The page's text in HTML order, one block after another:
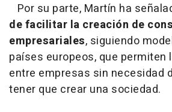
Por su parte, Martín ha
de facilitar la creación de
empresariales, siguiendo
países europeos, que permiten
entre empresas sin necesidad
tener que crear una sociedad.